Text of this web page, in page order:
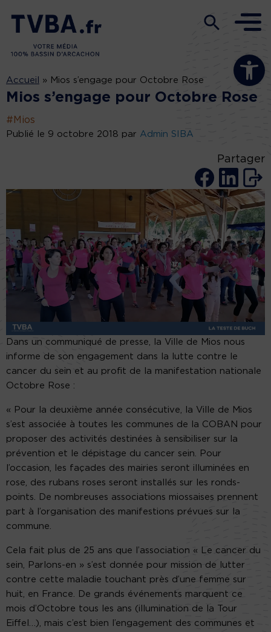
Ouvrir la
Accueil » Mios s’engage pour Octobre Rose
Mios s’engage pour Octobre Rose
#Mios
Publié le 9 octobre 2018 par Admin SIBA
Partager
Dans un communiqué de presse, la Ville de Mios nous
informe de son engagement dans la lutte contre le
cancer du sein et au profit de la manifestation nationale
Octobre Rose :
« Pour la deuxième année consécutive, la Ville de Mios
s’est associée à toutes les communes de la COBAN pour
proposer des activités destinées à sensibiliser sur la
prévention et le dépistage du cancer sein. Pour
l’occasion, les façades des mairies seront illuminées en
rose, des rubans roses seront installés sur les ronds-
points. De nombreuses associations miossaises prennent
part à l’organisation des manifestions prévues sur la
commune.
Cela fait plus de 25 ans que l’association « Le cancer du
sein, Parlons-en » s’est donnée pour mission de lutter
contre cette maladie touchant près d’une femme sur
huit, en France. De grands événements marquent ce
mois d’Octobre tous les ans (illumination de la Tour
Eiffel…), mais c’est bien l’engagement des communes et